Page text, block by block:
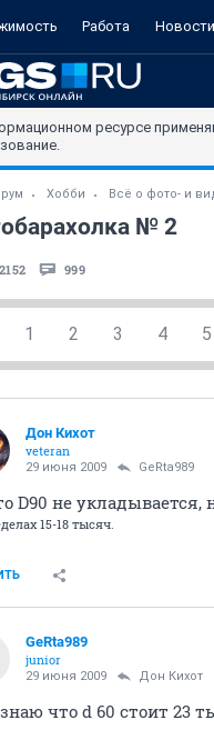
Работа Новости
ресурсе
Хобби Всё о фото- и
№ 2
999
1 2 3 4 5
Дон Кихот
veteran
29 июня 2009 GeRta989
D90 не
15-18 тысяч.
GeRta989
junior
29 июня 2009 Дон Кихот
что d 60 стоит 23